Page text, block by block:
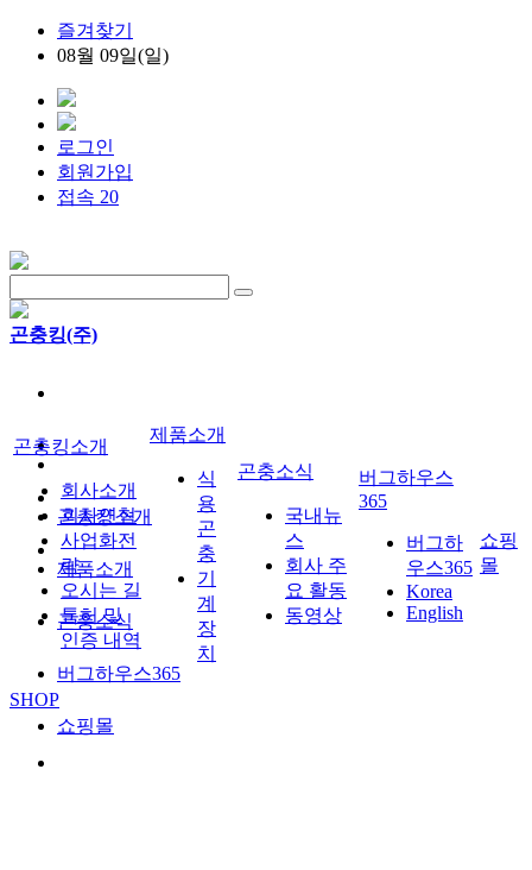
즐겨찾기
08월 09일(일)
로그인
회원가입
접속 20
곤충킹(주)
곤충킹소개
제품소개
곤충소식
버그하우스365
쇼핑몰
곤충킹소개
회사소개
회사연혁
사업화전
략
오시는 길
특허 및
인증 내역
제품소개
식
용
곤
충
기
계
장
치
곤충소식
국내뉴
스
회사 주
요 활동
동영상
버그하우스
365
버그하
우스365
Korea
English
쇼핑
몰
SHOP